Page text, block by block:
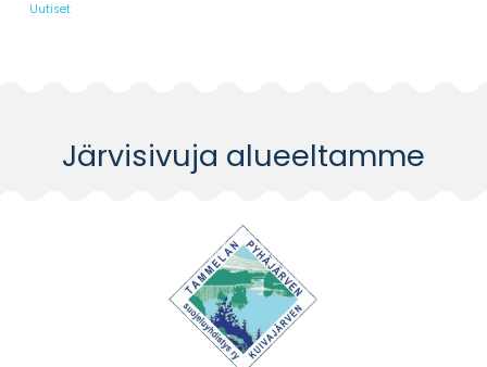
Uutiset
Järvisivuja alueeltamme